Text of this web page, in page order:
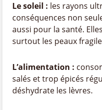
Le soleil : les rayons
conséquences non
aussi pour la santé.
surtout les peaux
L’alimentation :
salés et trop épicés
déshydrate les lèvres.